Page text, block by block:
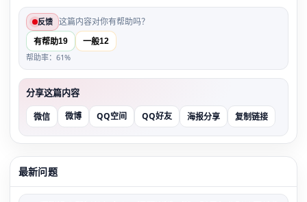
反馈 这篇内容对你有帮助吗？
有帮助19 一般12
帮助率：61%
分享这篇内容
微信 微博 QQ空间 QQ好友 海报分享 复制链接
最新问题